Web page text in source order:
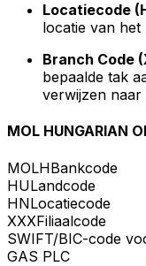
Locatiecode
locatie van
Branch Code
bepaalde tak
verwijzen
MOL HUNGARIAN
MOLHBankcode
HULandcode
HNLocatiecode
XXXFiliaalcode
SWIFT/BIC-code
GAS PLC